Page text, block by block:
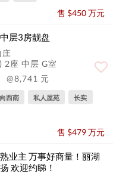
售 $450 万元
层3房靓盘
2座 中层 G室
@8,741 元
向西南 私人屋苑 长实
售 $479 万元
熟业主 万事好商量！丽湖
欢迎约睇！